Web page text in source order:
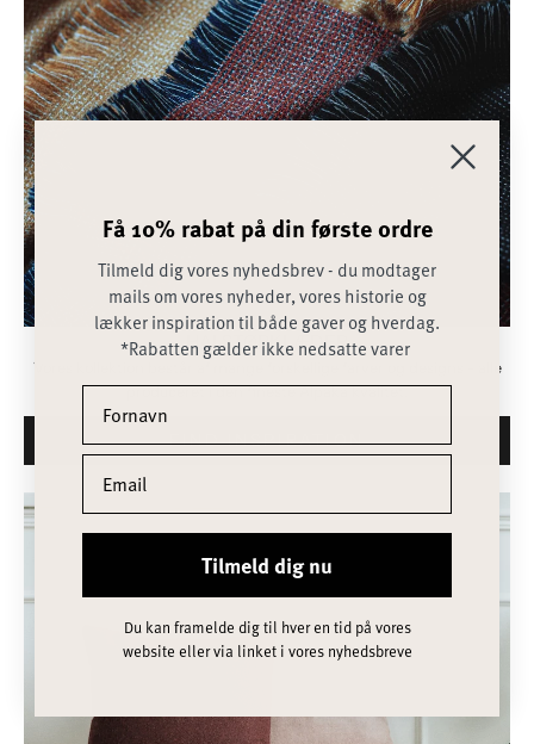
HALSTØRKLÆDER
Vores kollektion består af mange forskellige farver og designs - alle
produceret i den fineste Alpaka kvalitet.
FIND INSPIRATION
Få 10% rabat på din første ordre
Tilmeld dig vores nyhedsbrev - du modtager
mails om vores nyheder, vores historie og
lækker inspiration til både gaver og hverdag.
*Rabatten gælder ikke nedsatte varer
Tilmeld dig nu
Du kan framelde dig til hver en tid på vores
website eller via linket i vores nyhedsbreve